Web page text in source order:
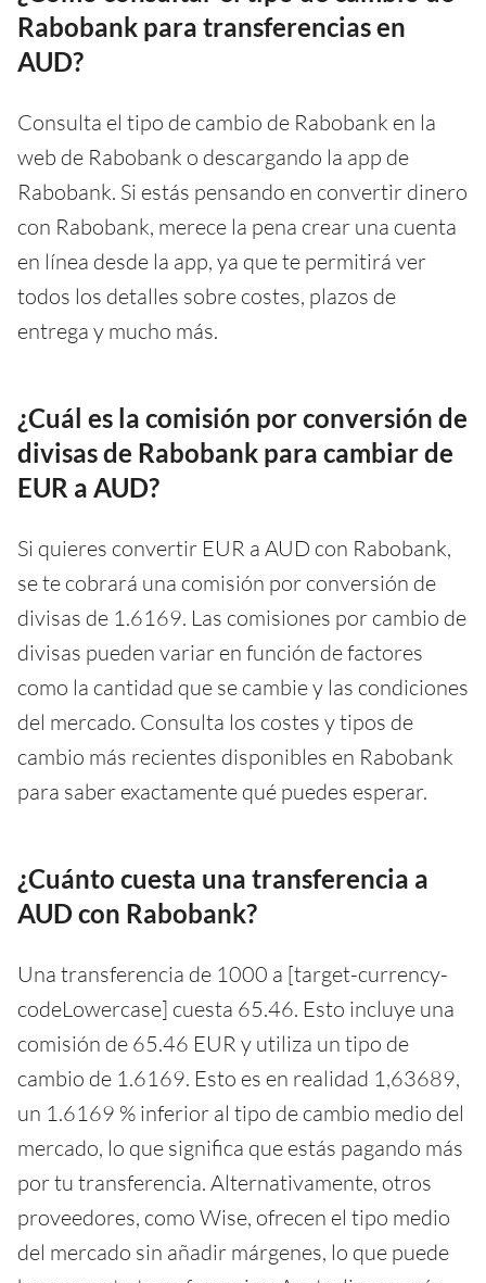
Rabobank para transferencias en
AUD?
Consulta el tipo de cambio de Rabobank en la
web de Rabobank o descargando la app de
Rabobank. Si estás pensando en convertir dinero
con Rabobank, merece la pena crear una cuenta
en línea desde la app, ya que te permitirá ver
todos los detalles sobre costes, plazos de
entrega y mucho más.
¿Cuál es la comisión por conversión de
divisas de Rabobank para cambiar de
EUR a AUD?
Si quieres convertir EUR a AUD con Rabobank,
se te cobrará una comisión por conversión de
divisas de 1.6169. Las comisiones por cambio de
divisas pueden variar en función de factores
como la cantidad que se cambie y las condiciones
del mercado. Consulta los costes y tipos de
cambio más recientes disponibles en Rabobank
para saber exactamente qué puedes esperar.
¿Cuánto cuesta una transferencia a
AUD con Rabobank?
Una transferencia de 1000 a [target-currency-
codeLowercase] cuesta 65.46. Esto incluye una
comisión de 65.46 EUR y utiliza un tipo de
cambio de 1.6169. Esto es en realidad 1,63689,
un 1.6169 % inferior al tipo de cambio medio del
mercado, lo que significa que estás pagando más
por tu transferencia. Alternativamente, otros
proveedores, como Wise, ofrecen el tipo medio
del mercado sin añadir márgenes, lo que puede